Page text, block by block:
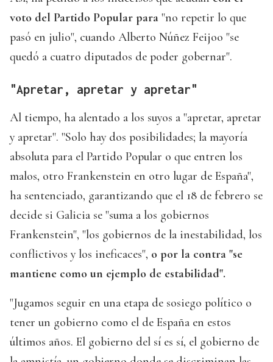
voto del Partido Popular para "no repetir lo que
pasó en julio", cuando Alberto Núñez Feijoo "se
quedó a cuatro diputados de poder gobernar".
"Apretar, apretar y apretar"
Al tiempo, ha alentado a los suyos a "apretar, apretar
y apretar". "Solo hay dos posibilidades; la mayoría
absoluta para el Partido Popular o que entren los
malos, otro Frankenstein en otro lugar de España",
ha sentenciado, garantizando que el 18 de febrero se
decide si Galicia se "suma a los gobiernos
Frankenstein", "los gobiernos de la inestabilidad, los
conflictivos y los ineficaces", o por la contra "se
mantiene como un ejemplo de estabilidad".
"Jugamos seguir en una etapa de sosiego político o
tener un gobierno como el de España en estos
últimos años. El gobierno del sí es sí, el gobierno de